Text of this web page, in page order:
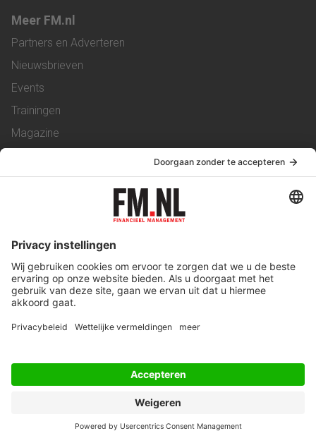
Meer FM.nl
Partners en Adverteren
Nieuwsbrieven
Events
Trainingen
Magazine
Service & Contact
Werken bij ons
Privacy Statement
Algemene Voorwaarden